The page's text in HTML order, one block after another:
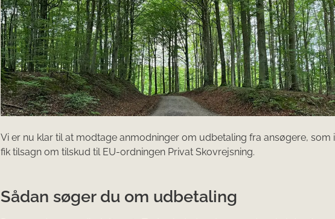
Vi er nu klar til at modtage anmodninger om udbetaling fra ansøgere, som
fik tilsagn om tilskud til EU-ordningen Privat Skovrejsning.
Sådan søger du om udbetaling